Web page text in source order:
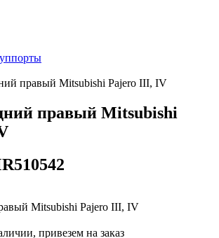
правый Mitsubishi Pajero III, IV
правый Mitsubishi
Mitsubishi Pajero III, IV
привезем на заказ